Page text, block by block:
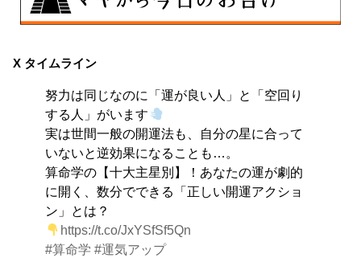
大きくエネルギーを放出する日。日々の活力をため込ん
X タイムライン
努力は同じなのに「運が良い人」と「空回り
する人」がいます
実は世間一般の開運法も、自分の星に合って
いないと逆効果になることも…。
算命学の【十大主星別】！あなたの運が劇的
に開く、数分でできる「正しい開運アクショ
ン」とは？
https://t.co/JxYSfSf5Qn
#算命学 #運気アップ